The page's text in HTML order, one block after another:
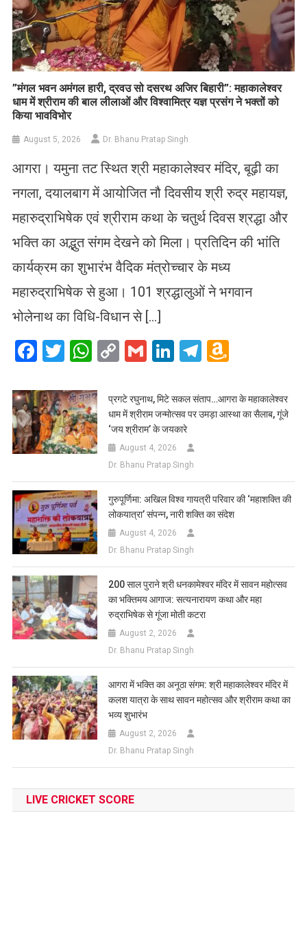
​”मंगल भवन अमंगल हारी, द्रवउ सो दसरथ अजिर बिहारी”: महाकालेश्वर
धाम में श्रीराम की बाल लीलाओं और विश्वामित्र यज्ञ प्रसंग ने भक्तों को
किया भावविभोर
August 5, 2026 Dr. Bhanu Pratap Singh
आगरा। यमुना तट स्थित श्री महाकालेश्वर मंदिर, बूढ़ी का
नगला, दयालबाग में आयोजित नौ दिवसीय श्री रुद्र महायज्ञ,
महारुद्राभिषेक एवं श्रीराम कथा के चतुर्थ दिवस श्रद्धा और
भक्ति का अद्भुत संगम देखने को मिला। प्रतिदिन की भांति
कार्यक्रम का शुभारंभ वैदिक मंत्रोच्चार के मध्य
महारुद्राभिषेक से हुआ। 101 श्रद्धालुओं ने भगवान
भोलेनाथ का विधि-विधान से […]
Facebook
Twitter
WhatsApp
CopyGmailLinkedIn
Telegram
List
प्रगटे रघुनाथ, मिटे सकल संताप…आगरा के महाकालेश्वर
धाम में श्रीराम जन्मोत्सव पर उमड़ा आस्था का सैलाब, गूंजे
‘जय श्रीराम’ के जयकारे
August 4, 2026
Dr. Bhanu Pratap Singh
गुरुपूर्णिमा: अखिल विश्व गायत्री परिवार की ‘महाशक्ति की
लोकयात्रा’ संपन्न, नारी शक्ति का संदेश
August 4, 2026
Dr. Bhanu Pratap Singh
200 साल पुराने श्री धनकामेश्वर मंदिर में सावन महोत्सव
का भक्तिमय आगाज: सत्यनारायण कथा और महा
रुद्राभिषेक से गूंजा मोती कटरा
August 2, 2026
Dr. Bhanu Pratap Singh
आगरा में भक्ति का अनूठा संगम: श्री महाकालेश्वर मंदिर में
कलश यात्रा के साथ सावन महोत्सव और श्रीराम कथा का
भव्य शुभारंभ
August 2, 2026
Dr. Bhanu Pratap Singh
LIVE CRICKET SCORE